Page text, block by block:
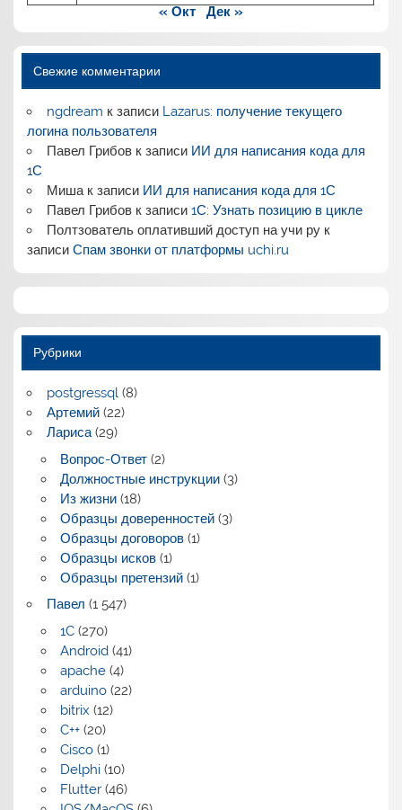
« Окт
Дек »
Свежие комментарии
ngdream к записи Lazarus: получение текущего
логина пользователя
Павел Грибовк записи ИИ для написания кода для
1С
Мишак записи ИИ для написания кода для 1С
Павел Грибовк записи 1С: Узнать позицию в цикле
Полтзователь оплативший доступ на учи рук
записиСпам звонки от платформы uchi.ru
Рубрики
postgressql(8)
Артемий(22)
Лариса(29)
Вопрос-Ответ(2)
Должностные инструкции(3)
Из жизни(18)
Образцы доверенностей(3)
Образцы договоров(1)
Образцы исков(1)
Образцы претензий(1)
Павел (1 547)
1C(270)
Android(41)
apache(4)
arduino(22)
bitrix (12)
C++(20)
Cisco(1)
Delphi(10)
Flutter(46)